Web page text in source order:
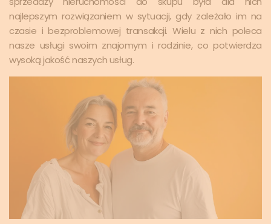
najlepszym rozwiązaniem w sytuacji, gdy zależało im na
czasie i bezproblemowej transakcji. Wielu z nich poleca
nasze usługi swoim znajomym i rodzinie, co potwierdza
wysoką jakość naszych usług.